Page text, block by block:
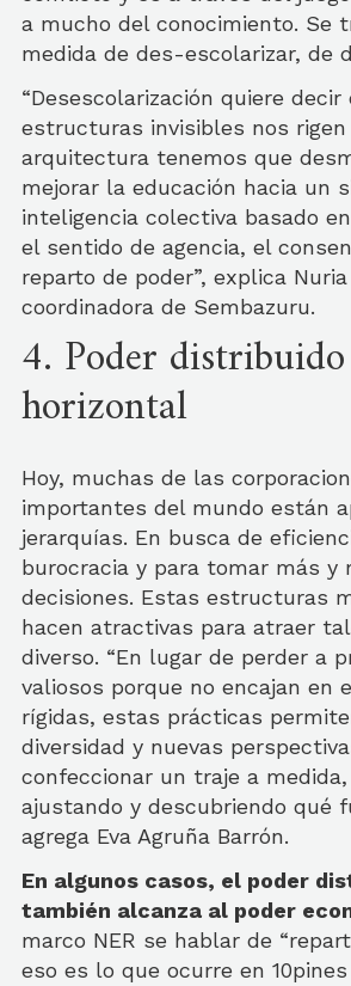
a mucho del conocimiento. Se
medida de des-escolarizar, de
“Desescolarización quiere
estructuras invisibles nos rigen
arquitectura tenemos que
mejorar la educación hacia un
inteligencia colectiva basado
el sentido de agencia, el
reparto de poder”, explica
coordinadora de Sembazuru.
4. Poder
horizontal
Hoy, muchas de las
importantes del mundo están
jerarquías. En busca de
burocracia y para tomar más y
decisiones. Estas estructuras
hacen atractivas para atraer
diverso. “En lugar de perder a
valiosos porque no encajan en
rígidas, estas prácticas
diversidad y nuevas
confeccionar un traje a
ajustando y descubriendo qué
agrega Eva Agruña Barrón.
En algunos casos, el poder
también alcanza al poder
marco NER se hablar de
eso es lo que ocurre en